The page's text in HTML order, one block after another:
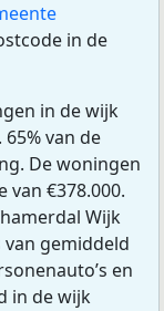
in de
in de wijk
van de
De woningen
van €378.000.
Wijk
gemiddeld
en
in de wijk